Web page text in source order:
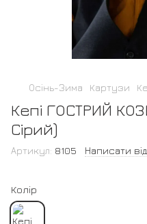
Осінь-Зима Картузи
Кепі ГОСТРИЙ
Сірий)
Артикул: 8105 Написати
Колір